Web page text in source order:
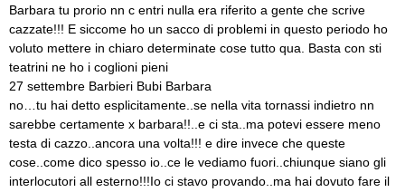
Barbara tu prorio nn c entri nulla era riferito a gente che scrive
cazzate!!! E siccome ho un sacco di problemi in questo periodo ho
voluto mettere in chiaro determinate cose tutto qua. Basta con sti
teatrini ne ho i coglioni pieni
27 settembre Barbieri Bubi Barbara
no…tu hai detto esplicitamente..se nella vita tornassi indietro nn
sarebbe certamente x barbara!!..e ci sta..ma potevi essere meno
testa di cazzo..ancora una volta!!! e dire invece che queste
cose..come dico spesso io..ce le vediamo fuori..chiunque siano gli
interlocutori all esterno!!!Io ci stavo provando..ma hai dovuto fare il